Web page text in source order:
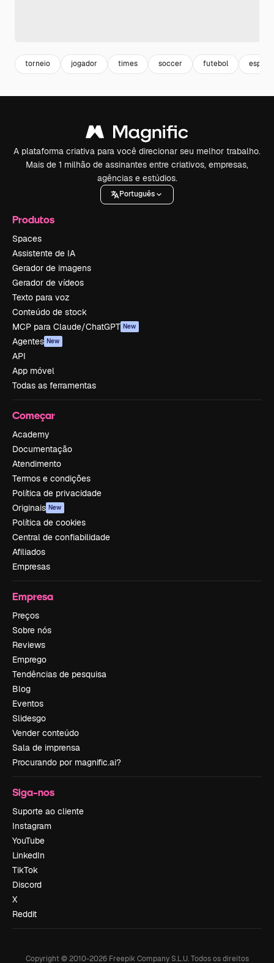
torneio jogador times soccer futebol
A plataforma criativa para você direcionar seu melhor trabalho.
Mais de 1 milhão de assinantes entre criativos, empresas,
agências e estúdios.
Português
Produtos
Spaces
Assistente de IA
Gerador de imagens
Gerador de vídeos
Texto para voz
Conteúdo de stock
MCP para Claude/ChatGPT New
Agentes New
API
App móvel
Todas as ferramentas
Começar
Academy
Documentação
Atendimento
Termos e condições
Política de privacidade
Originais New
Política de cookies
Central de confiabilidade
Afiliados
Empresas
Empresa
Preços
Sobre nós
Reviews
Emprego
Tendências de pesquisa
Blog
Eventos
Slidesgo
Vender conteúdo
Sala de imprensa
Procurando por magnific.ai?
Siga-nos
Suporte ao cliente
Instagram
YouTube
LinkedIn
TikTok
Discord
X
Reddit
Copyright © 2010-2026Freepik Company S.L.U. Todos os direitos